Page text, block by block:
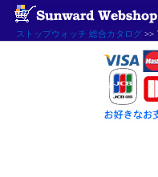
ストップウォッチ 総合カタログ >>